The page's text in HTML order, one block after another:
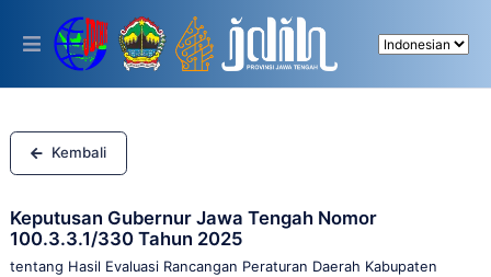
This
includes
accessibility
system.
Kembali
Keputusan Gubernur Jawa Tengah Nomor
100.3.3.1/330 Tahun 2025
tentang Hasil Evaluasi Rancangan Peraturan Daerah Kabupaten